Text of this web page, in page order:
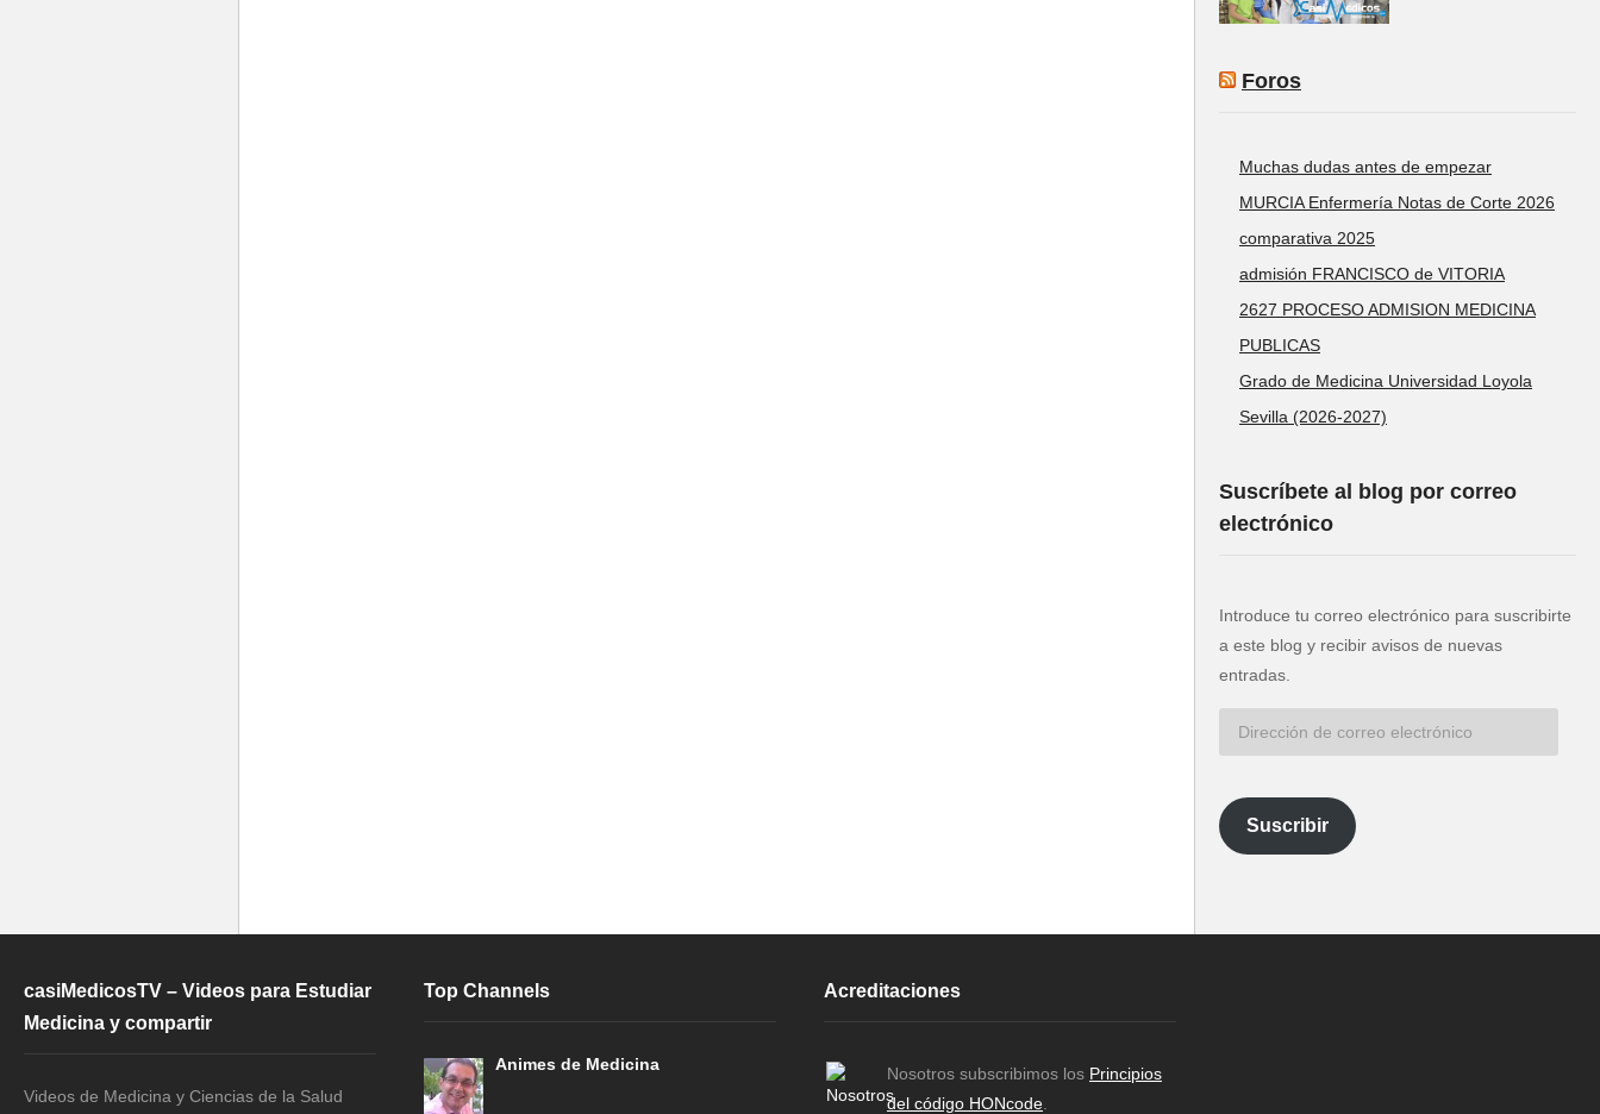
Foros
Muchas dudas antes de empezar
MURCIA Enfermería Notas de Corte 2026
comparativa 2025
admisión FRANCISCO de VITORIA
2627 PROCESO ADMISION MEDICINA
PUBLICAS
Grado de Medicina Universidad Loyola
Sevilla (2026-2027)
Suscríbete al blog por correo
electrónico
Introduce tu correo electrónico para suscribirte
a este blog y recibir avisos de nuevas
entradas.
electrónico
Suscribir
casiMedicosTV – Videos para Estudiar
Medicina y compartir
Videos de Medicina y Ciencias de la Salud
Top Channels
Animes de Medicina
Acreditaciones
Nosotros subscribimos los Principios
del código HONcode